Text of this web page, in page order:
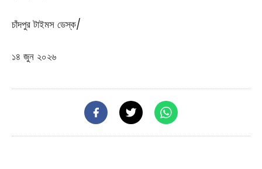
চাঁদপুর টাইমস ডেস্ক/
১৪ জুন ২০২৬